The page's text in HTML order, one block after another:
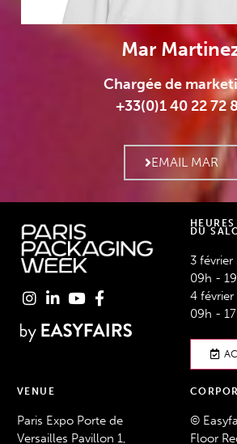
Mar
Chargée de
+33(0)1 40 22 72
EMAIL MAR
DU
3 février
09h -
4 février
09h -
VENUE
Paris Expo Porte de
Versailles Pavillon 1,
©
Floor